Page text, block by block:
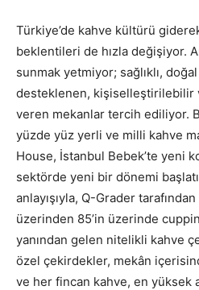
Türkiye’de kahve kültürü
beklentileri de hızla değişiyor.
sunmak yetmiyor; sağlıklı,
desteklenen, kişiselleştirilebilir
veren mekanlar tercih ediliyor.
yüzde yüz yerli ve milli kahve
House, İstanbul Bebek’te yeni
sektörde yeni bir dönemi
anlayışıyla, Q-Grader
üzerinden 85’in üzerinde
yanından gelen nitelikli kahve
özel çekirdekler, mekân
ve her fincan kahve, en yüksek